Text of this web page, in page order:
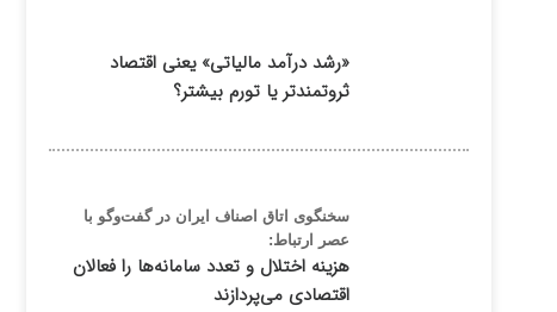
«رشد درآمد مالیاتی» یعنی اقتصاد
ثروتمندتر یا تورم بیشتر؟
سخنگوی اتاق اصناف ایران در گفت‌وگو با
عصر ارتباط:
هزینه اختلال و تعدد سامانه‌ها را فعالان
اقتصادی می‌پردازند